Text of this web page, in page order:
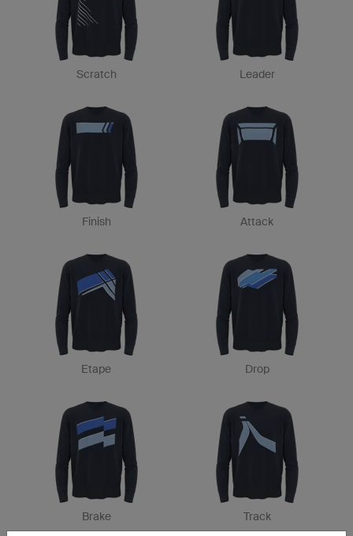
Scratch Leader
Finish Attack
Etape Drop
Brake Track